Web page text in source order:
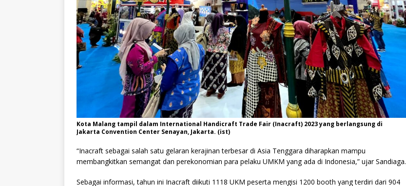
Kota Malang tampil dalam International Handicraft Trade Fair (Inacraft) 2023 yang berlangsung di
Jakarta Convention Center Senayan, Jakarta. (ist)
“Inacraft sebagai salah satu gelaran kerajinan terbesar di Asia Tenggara diharapkan mampu
membangkitkan semangat dan perekonomian para pelaku UMKM yang ada di Indonesia,” ujar Sandiaga.
Sebagai informasi, tahun ini Inacraft diikuti 1118 UKM peserta mengisi 1200 booth yang terdiri dari 904